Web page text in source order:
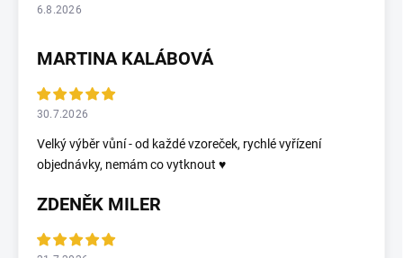
6.8.2026
MARTINA KALÁBOVÁ
30.7.2026
Velký výběr vůní - od každé vzoreček, rychlé vyřízení
objednávky, nemám co vytknout ♥️
ZDENĚK MILER